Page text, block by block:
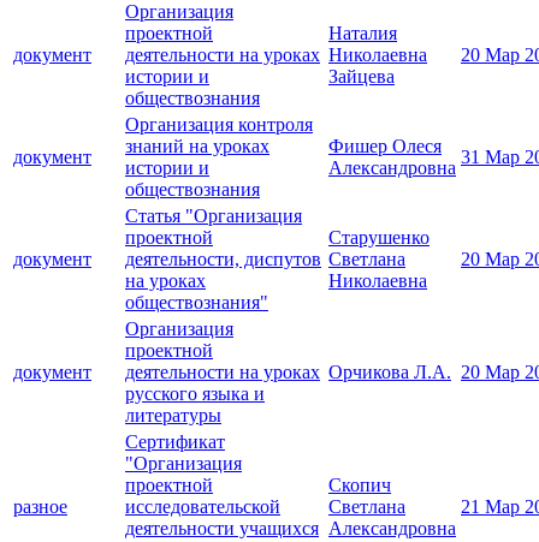
документ
Организация
проектной
деятельности на уроках
истории и
обществознания
Наталия
Николаевна
Зайцева
20 Мар
документ
Организация контроля
знаний на уроках
истории и
обществознания
Фишер Олеся
Александровна
31 Мар
документ
Статья "Организация
проектной
деятельности, диспутов
на уроках
обществознания"
Старушенко
Светлана
Николаевна
20 Мар
документ
Организация
проектной
деятельности на уроках
русского языка и
литературы
Орчикова Л.А. 20 Мар
разное
Сертификат
"Организация
проектной
исследовательской
деятельности учащихся
Скопич
Светлана
Александровна
21 Мар